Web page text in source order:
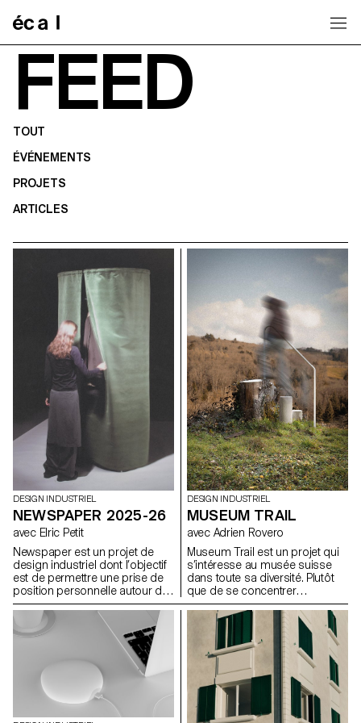
FEED
TOUT
ÉVÉNEMENTS
PROJETS
ARTICLES
DESIGN INDUSTRIEL
NEWSPAPER 2025-26
avec Elric Petit
Newspaper est un projet de
design industriel dont l’objectif
est de permettre une prise de
position personnelle autour du
sujet de son choix. Le projet
s’appuie sur un article issu de
la presse ou d’un magazine
spécialisé, utilisé comme point
de départ conceptuel et
critique. À travers l’analyse,
l’interprétation et la traduction
de ce contenu écrit, le projet
invite à développer une réflexion
de design, en questionnant les
DESIGN INDUSTRIEL
MUSEUM TRAIL
avec Adrien Rovero
Museum Trail est un projet qui
s’intéresse au musée suisse
dans toute sa diversité. Plutôt
que de se concentrer
uniquement sur les grandes
institutions largement
fréquentées, le projet explore
ce que signifie aujourd’hui «
musée » dans un pays qui
compte plus de mille structures
muséales, soit l’une des plus
fortes densités au monde.